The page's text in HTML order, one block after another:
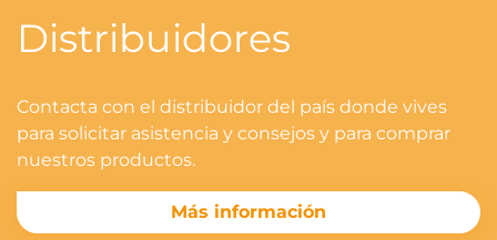
Distribuidores
Contacta con el distribuidor del país donde vives
para solicitar asistencia y consejos y para comprar
nuestros productos.
Más información